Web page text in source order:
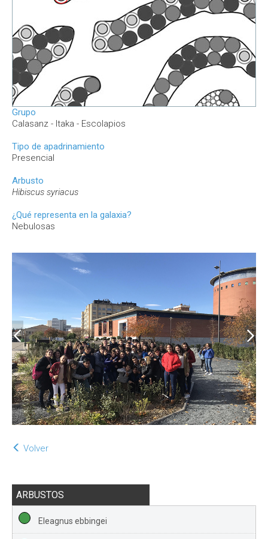
Grupo
Calasanz - Itaka - Escolapios
Tipo de apadrinamiento
Presencial
Arbusto
Hibiscus syriacus
¿Qué representa en la galaxia?
Nebulosas
Volver
ARBUSTOS
Eleagnus ebbingei